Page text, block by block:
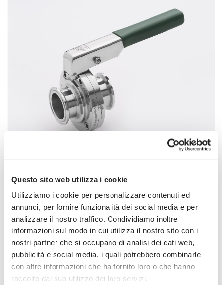
Questo sito web utilizza i cookie
Utilizziamo i cookie per personalizzare contenuti ed
annunci, per fornire funzionalità dei social media e per
analizzare il nostro traffico. Condividiamo inoltre
informazioni sul modo in cui utilizza il nostro sito con i
nostri partner che si occupano di analisi dei dati web,
pubblicità e social media, i quali potrebbero combinarle
con altre informazioni che ha fornito loro o che hanno
raccolto dal suo utilizzo dei loro servizi.
SFOGLIA LA GALLERIA
Valvola a farfalla
Schede tecniche:
VFS Sanitary Butterfly Valve Rev1
40VF Seals Replacement Rev6
PED declaration VF Rev0